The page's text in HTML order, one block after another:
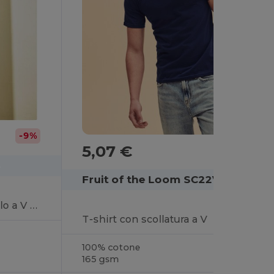
-9%
Maglietta da uomo con scollo a V 100% cotone
5,07 €
Fruit of the Loom SC22V
T-shirt con scollatura a V
100% cotone
165 gsm